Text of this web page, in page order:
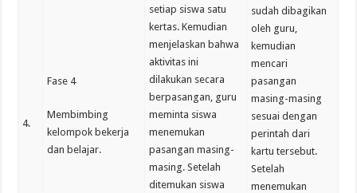
4.
Fase 4
Membimbing
kelompok bekerja
dan belajar.
setiap siswa satu
kertas. Kemudian
menjelaskan bahwa
aktivitas ini
dilakukan secara
berpasangan, guru
meminta siswa
menemukan
pasangan masing-
masing. Setelah
ditemukan siswa
sudah dibagikan
oleh guru,
kemudian
mencari
pasangan
masing-masing
sesuai dengan
perintah dari
kartu tersebut.
Setelah
menemukan